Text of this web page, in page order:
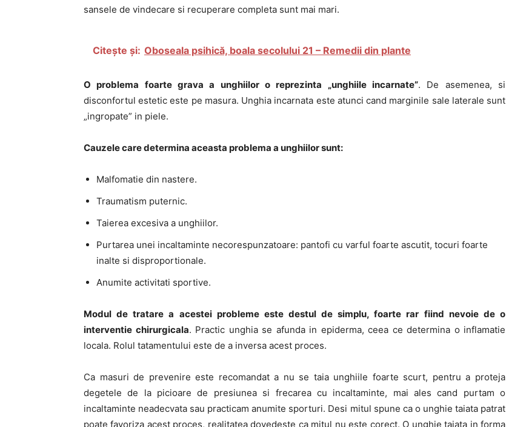
sansele de vindecare si recuperare completa sunt mai mari.
Citește și: Oboseala psihică, boala secolului 21 – Remedii din plante
O problema foarte grava a unghiilor o reprezinta „unghiile incarnate”. De asemenea, si
disconfortul estetic este pe masura. Unghia incarnata este atunci cand marginile sale laterale sunt
„ingropate” in piele.
Cauzele care determina aceasta problema a unghiilor sunt:
Malfomatie din nastere.
Traumatism puternic.
Taierea excesiva a unghiilor.
Purtarea unei incaltaminte necorespunzatoare: pantofi cu varful foarte ascutit, tocuri foarte
inalte si disproportionale.
Anumite activitati sportive.
Modul de tratare a acestei probleme este destul de simplu, foarte rar fiind nevoie de o
interventie chirurgicala. Practic unghia se afunda in epiderma, ceea ce determina o inflamatie
locala. Rolul tatamentului este de a inversa acest proces.
Ca masuri de prevenire este recomandat a nu se taia unghiile foarte scurt, pentru a proteja
degetele de la picioare de presiunea si frecarea cu incaltaminte, mai ales cand purtam o
incaltaminte neadecvata sau practicam anumite sporturi. Desi mitul spune ca o unghie taiata patrat
poate favoriza acest proces, realitatea dovedeste ca mitul nu este corect. O unghie taiata in forma